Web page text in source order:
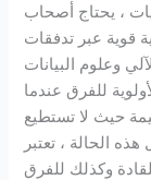
، يحتاج أصحاب
قوية عبر تدفقات
وعلوم البيانات
للفرق عندما
حيث لا تستطيع
الحالة ، تعتبر